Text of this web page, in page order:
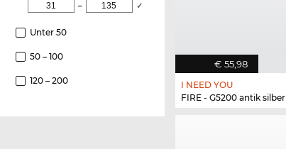
– ✓
Unter 50
50 – 100
120 – 200
€ 55,98
I NEED YOU
FIRE - G5200 antik silber